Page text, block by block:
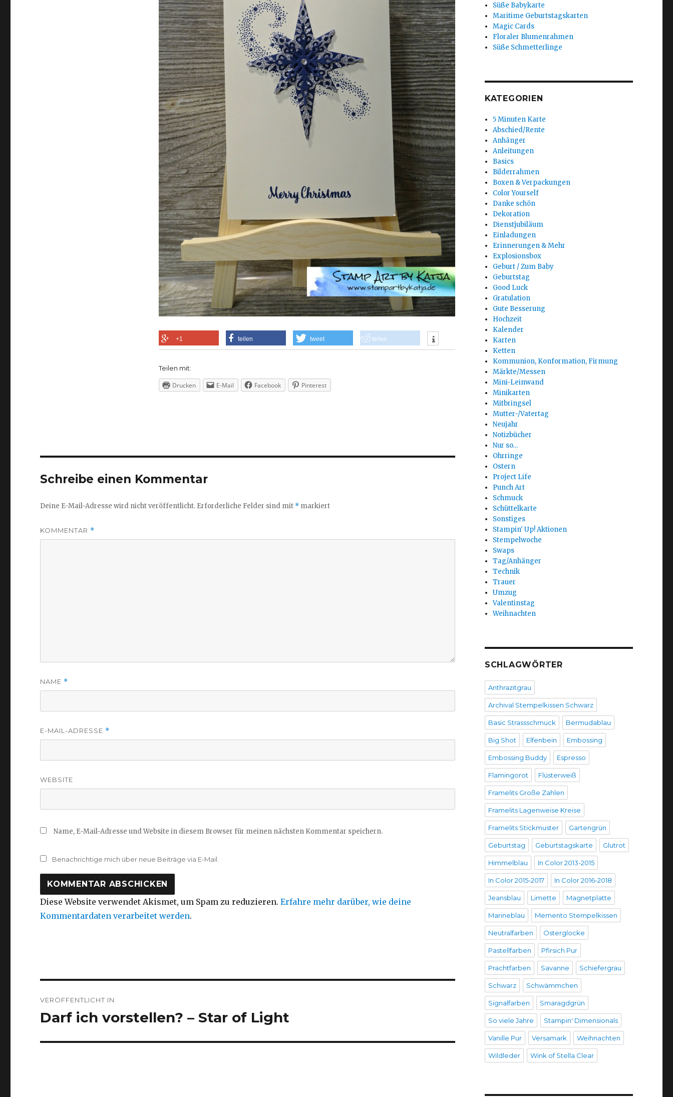
+1 teilen tweet teilen
Teilen mit:
Drucken E-Mail Facebook Pinterest
Schreibe einen Kommentar
Deine E-Mail-Adresse wird nicht veröffentlicht. Erforderliche Felder sind mit * markiert
KOMMENTAR *
NAME *
E-MAIL-ADRESSE *
WEBSITE
Name, E-Mail-Adresse und Website in diesem Browser für meinen nächsten Kommentar speichern.
Benachrichtige mich über neue Beiträge via E-Mail.
Diese Website verwendet Akismet, um Spam zu reduzieren.Erfahre mehr darüber, wie deine
Kommentardaten verarbeitet werden.
VERÖFFENTLICHT IN
Darf ich vorstellen? – Star of Light
Süße Babykarte
Maritime Geburtstagskarten
Magic Cards
Floraler Blumenrahmen
Süße Schmetterlinge
KATEGORIEN
5 Minuten Karte
Abschied/Rente
Anhänger
Anleitungen
Basics
Bilderrahmen
Boxen & Verpackungen
Color Yourself
Danke schön
Dekoration
Dienstjubiläum
Einladungen
Erinnerungen & Mehr
Explosionsbox
Geburt / Zum Baby
Geburtstag
Good Luck
Gratulation
Gute Besserung
Hochzeit
Kalender
Karten
Ketten
Kommunion, Konformation, Firmung
Märkte/Messen
Mini-Leinwand
Minikarten
Mitbringsel
Mutter-/Vatertag
Neujahr
Notizbücher
Nur so…
Ohrringe
Ostern
Project Life
Punch Art
Schmuck
Schüttelkarte
Sonstiges
Stampin' Up! Aktionen
Stempelwoche
Swaps
Tag/Anhänger
Technik
Trauer
Umzug
Valentinstag
Weihnachten
SCHLAGWÖRTER
Anthrazitgrau
Archival Stempelkissen Schwarz
Basic Strassschmuck Bermudablau
Big Shot Elfenbein Embossing
Embossing Buddy Espresso
Flamingorot Flüsterweiß
Framelits Große Zahlen
Framelits Lagenweise Kreise
Framelits Stickmuster Gartengrün
Geburtstag Geburtstagskarte Glutrot
Himmelblau In Color 2013-2015
In Color 2015-2017 In Color 2016-2018
Jeansblau Limette Magnetplatte
Marineblau Memento Stempelkissen
Neutralfarben Osterglocke
Pastellfarben Pfirsich Pur
Prachtfarben Savanne Schiefergrau
Schwarz Schwämmchen
Signalfarben Smaragdgrün
So viele Jahre Stampin' Dimensionals
Vanille Pur Versamark Weihnachten
Wildleder Wink of Stella Clear